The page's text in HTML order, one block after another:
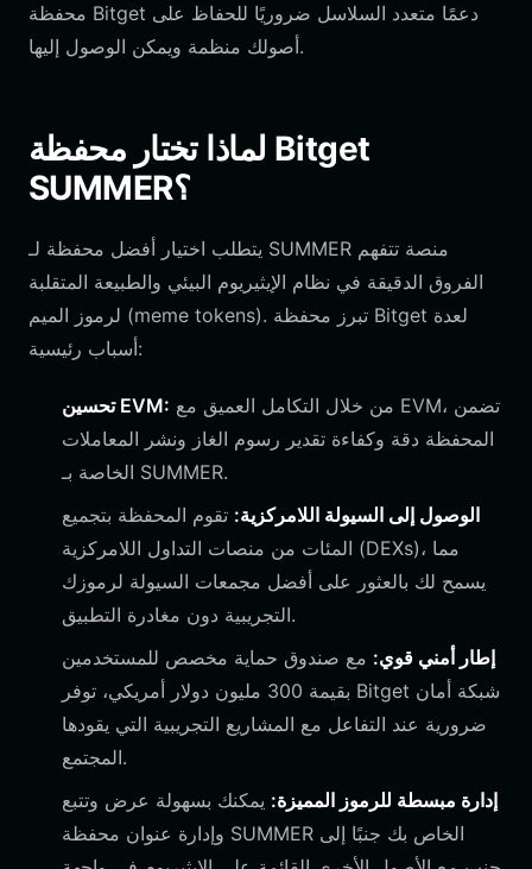
محفظة Bitget دعمًا متعدد السلاسل ضروريًا للحفاظ على
أصولك منظمة ويمكن الوصول إليها.
لماذا تختار محفظة Bitget
SUMMER؟
يتطلب اختيار أفضل محفظة لـ SUMMER منصة تتفهم
الفروق الدقيقة في نظام الإيثيريوم البيئي والطبيعة المتقلبة
لرموز الميم (meme tokens). تبرز محفظة Bitget لعدة
أسباب رئيسية:
تحسين EVM:
المحفظة دقة وكفاءة تقدير رسوم الغاز ونشر المعاملات
الخاصة بـ SUMMER.
الوصول إلى السيولة اللامركزية: تقوم المحفظة بتجميع
المئات من منصات التداول اللامركزية (DEXs)، مما
يسمح لك بالعثور على أفضل مجمعات السيولة لرموزك
التجريبية دون مغادرة التطبيق.
إطار أمني قوي: مع صندوق حماية مخصص للمستخدمين
بقيمة 300 مليون دولار أمريكي، توفر Bitget شبكة أمان
ضرورية عند التفاعل مع المشاريع التجريبية التي يقودها
المجتمع.
إدارة مبسطة للرموز المميزة: يمكنك بسهولة عرض وتتبع
وإدارة عنوان محفظة SUMMER الخاص بك جنبًا إلى